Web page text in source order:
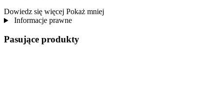
Dowiedz się więcej Pokaż mniej
Informacje prawne
Pasujące produkty